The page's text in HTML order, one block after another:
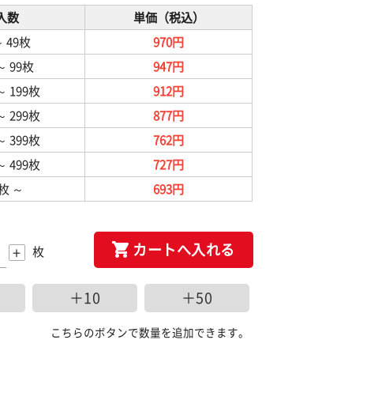
数
単価（税込）
49枚
970円
99枚
947円
199枚
912円
299枚
877円
399枚
762円
499枚
727円
～ 693円
+ 枚 カートへ入れる
＋10 ＋50
こちらのボタンで数量を追加できます。